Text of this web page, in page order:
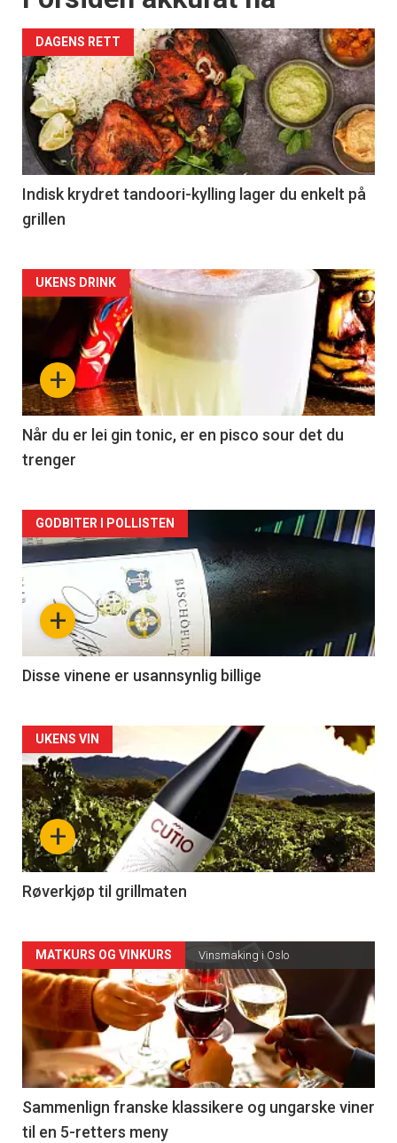
DAGENS RETT
Indisk krydret tandoori-kylling lager du enkelt på
grillen
Forsiden
akkurat
nå
-
2
+
UKENS DRINK
Når du er lei gin tonic, er en pisco sour det du
trenger
Forsiden
akkurat
nå
3
+
GODBITER I POLLISTEN
Disse vinene er usannsynlig billige
Forsiden
akkurat
nå
-
4
+
UKENS VIN
Røverkjøp til grillmaten
Forsiden
akkurat
nå
-
5
MATKURS OG VINKURS Vinsmaking i Oslo
Sammenlign franske klassikere og ungarske viner
til en 5-retters meny